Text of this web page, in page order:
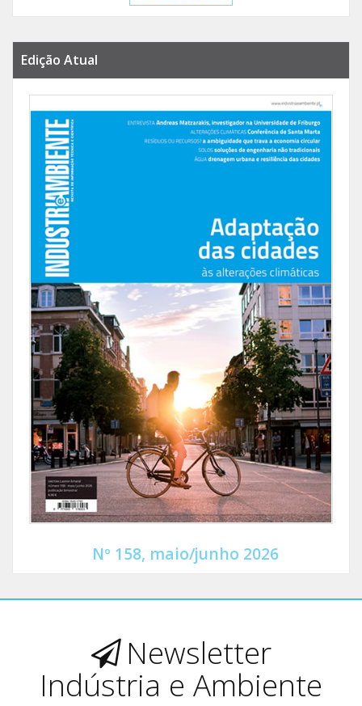
Edição Atual
Nº 158, maio/junho 2026
Newsletter
Indústria e Ambiente